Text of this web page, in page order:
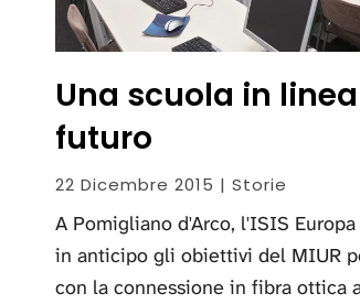
Una scuola in
futuro
22 Dicembre 2015 | Storie
A Pomigliano d'Arco, l'ISIS
in anticipo gli obiettivi del MIUR
con la connessione in fibra ottica